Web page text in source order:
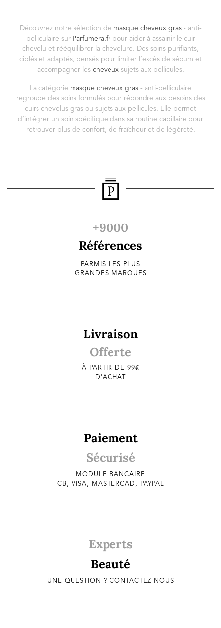
Découvrez notre sélection de masque cheveux gras- anti-
pelliculaire sur Parfumera.frpour aider à assainir le cuir
chevelu et rééquilibrer la chevelure. Des soins purifiants,
ciblés et adaptés, pensés pour limiter l’excès de sébum et
accompagner les cheveux sujets aux pellicules.
La catégorie masque cheveux gras - anti-pelliculaire
regroupe des soins formulés pour répondre aux besoins des
cuirs chevelus gras ou sujets aux pellicules. Elle permet
d’intégrer un soin spécifique dans sa routine capillaire pour
retrouver plus de confort, de fraîcheur et de légèreté.
+9000
Références
PARMIS LES PLUS
GRANDES MARQUES
Livraison
Offerte
À PARTIR DE 99€
D'ACHAT
Paiement
Sécurisé
MODULE BANCAIRE
CB, VISA, MASTERCAD, PAYPAL
Experts
Beauté
UNE QUESTION ? CONTACTEZ-NOUS